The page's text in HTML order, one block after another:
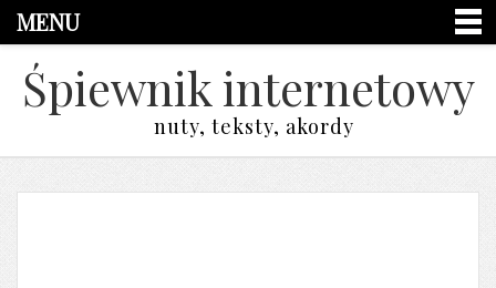
MENU
Śpiewnik internetowy
nuty, teksty, akordy